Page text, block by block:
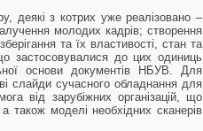
деякі з котрих уже реалізовано –
молодих кадрів; створення
та їх властивості, стан та
застосовувалися до цих одиниць
основи документів НБУВ. Для
слайди сучасного обладнання для
від зарубіжних організацій, що
моделі необхідних сканерів